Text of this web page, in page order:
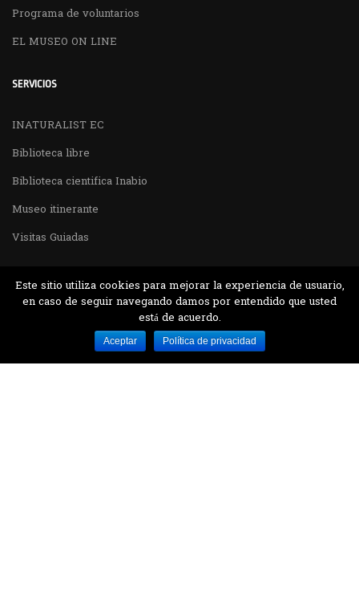
Programa de voluntarios
EL MUSEO ON LINE
SERVICIOS
INATURALIST EC
Biblioteca libre
Biblioteca cientifica Inabio
Museo itinerante
Visitas Guiadas
Desarrollado por MJTEC.
Este sitio utiliza cookies para mejorar la experiencia de usuario,
en caso de seguir navegando damos por entendido que usted
está de acuerdo.
Aceptar Política de privacidad